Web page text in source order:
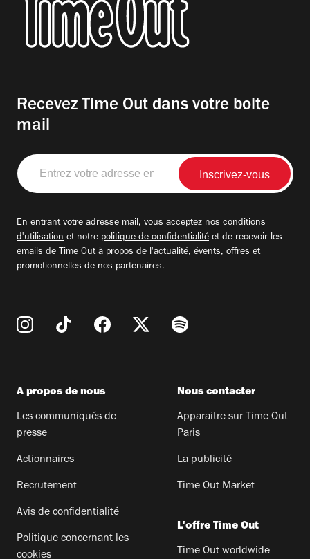
Recevez Time Out dans votre boite
mail
Entrez
votre
adresse
En entrant votre adresse mail, vous acceptez nos conditions
d'utilisation et notre politique de confidentialité et de recevoir les
emails de Time Out à propos de l'actualité, évents, offres et
promotionnelles de nos partenaires.
A propos de nous
Les communiqués de
presse
Actionnaires
Recrutement
Avis de confidentialité
Politique concernant les
cookies
Nous contacter
Apparaitre sur Time Out
Paris
La publicité
Time Out Market
L'offre Time Out
Time Out worldwide